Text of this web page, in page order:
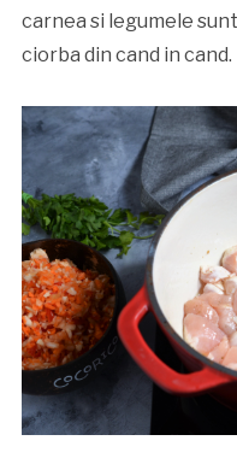
carnea si legumele
ciorba din cand in cand.